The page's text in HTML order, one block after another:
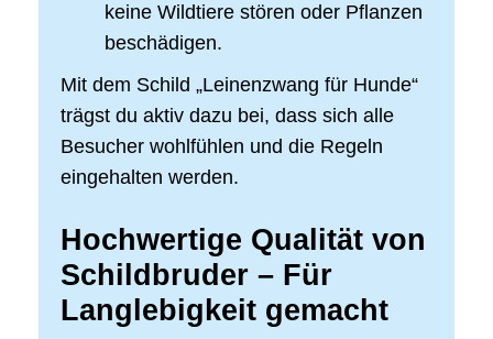
keine Wildtiere stören oder Pflanzen
beschädigen.
Mit dem Schild „Leinenzwang für Hunde“
trägst du aktiv dazu bei, dass sich alle
Besucher wohlfühlen und die Regeln
eingehalten werden.
Hochwertige Qualität von
Schildbruder – Für
Langlebigkeit gemacht